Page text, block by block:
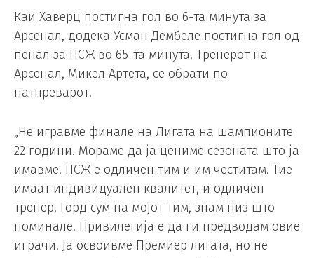
Каи Хаверц постигна гол во 6-та минута за
Арсенал, додека Усман Дембеле постигна гол од
пенал за ПСЖ во 65-та минута. Тренерот на
Арсенал, Микел Артета, се обрати по
натпреварот.
„Не игравме финале на Лигата на шампионите
22 години. Мораме да ја цениме сезоната што ја
имавме. ПСЖ е одличен тим и им честитам. Тие
имаат индивидуален квалитет, и одличен
тренер. Горд сум на мојот тим, знам низ што
поминале. Привилегија е да ги предводам овие
играчи. Ја освоивме Премиер лигата, но не